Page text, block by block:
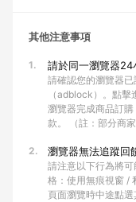
其他注意事項
1. 請於同一瀏覽器24
請確認您的瀏覽器
（adblock）。點
瀏覽器完成商品訂
款。 （註：部分商
2. 瀏覽器無法追蹤回
請注意以下行為將
格：使用無痕視窗 /
頁面瀏覽時中途點